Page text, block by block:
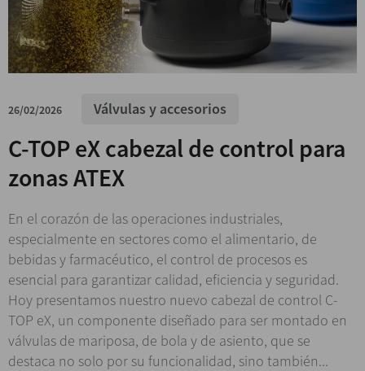
26/02/2026 Válvulas y accesorios
C-TOP eX cabezal de control para
zonas ATEX
En el corazón de las operaciones industriales,
especialmente en sectores como el alimentario, de
bebidas y farmacéutico, el control de procesos es
esencial para garantizar calidad, eficiencia y seguridad.
Hoy presentamos nuestro nuevo cabezal de control C-
TOP eX, un componente diseñado para ser montado en
válvulas de mariposa, de bola y de asiento, que se
destaca no solo por su funcionalidad, sino también...